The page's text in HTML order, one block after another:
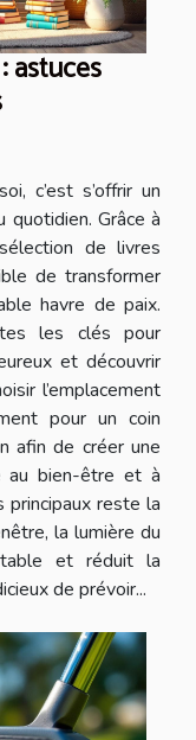
astuces
c’est s’offrir un
quotidien. Grâce à
de livres
de transformer
havre de paix.
les clés pour
et découvrir
l’emplacement
pour un coin
afin de créer une
au bien-être et à
principaux reste la
la lumière du
et réduit la
de prévoir...